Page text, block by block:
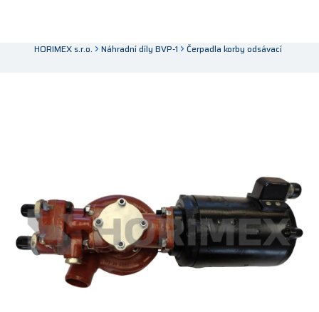
HORIMEX s.r.o. Náhradní díly BVP-1 Čerpadla korby odsávací